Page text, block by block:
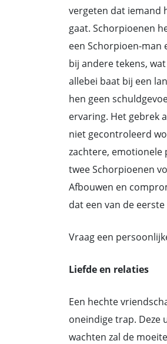
vergeten dat iemand
gaat. Schorpioenen
een Schorpioen-man
bij andere tekens,
allebei baat bij een
hen geen
ervaring. Het gebrek
niet gecontroleerd
zachtere, emotionele
twee Schorpioenen
Afbouwen en
dat een van de
Vraag een
Liefde en relaties
Een hechte
oneindige trap. Deze
wachten zal de